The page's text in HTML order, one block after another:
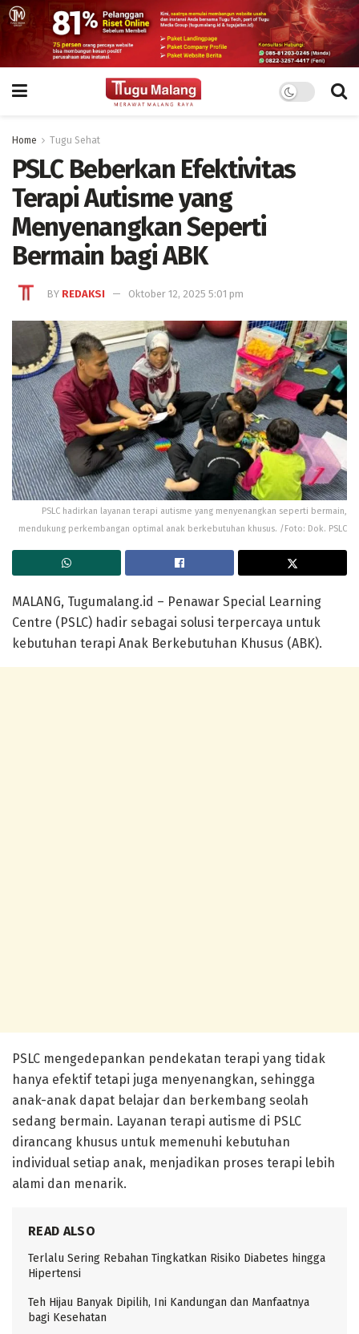
Home Tugu Sehat
PSLC Beberkan Efektivitas
Terapi Autisme yang
Menyenangkan Seperti
Bermain bagi ABK
BY REDAKSI Oktober 12, 2025 5:01 pm
PSLC hadirkan layanan terapi autisme yang menyenangkan seperti bermain,
mendukung perkembangan optimal anak berkebutuhan khusus. /Foto: Dok. PSLC
MALANG, Tugumalang.id – Penawar Special Learning
Centre (PSLC) hadir sebagai solusi terpercaya untuk
kebutuhan terapi Anak Berkebutuhan Khusus (ABK).
PSLC mengedepankan pendekatan terapi yang tidak
hanya efektif tetapi juga menyenangkan, sehingga
anak-anak dapat belajar dan berkembang seolah
sedang bermain. Layanan terapi autisme di PSLC
dirancang khusus untuk memenuhi kebutuhan
individual setiap anak, menjadikan proses terapi lebih
alami dan menarik.
READ ALSO
Terlalu Sering Rebahan Tingkatkan Risiko Diabetes hingga
Hipertensi
Teh Hijau Banyak Dipilih, Ini Kandungan dan Manfaatnya
bagi Kesehatan